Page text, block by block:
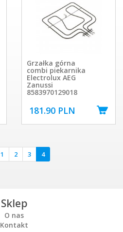
Grzałka górna
combi piekarnika
Electrolux AEG
Zanussi
8583970129018
181.90 PLN
1 2 3 4
Sklep
O nas
Kontakt